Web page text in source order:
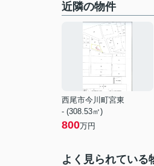
近隣の物件
西尾市今川町宮東
- (308.53㎡)
800万円
よく見られている